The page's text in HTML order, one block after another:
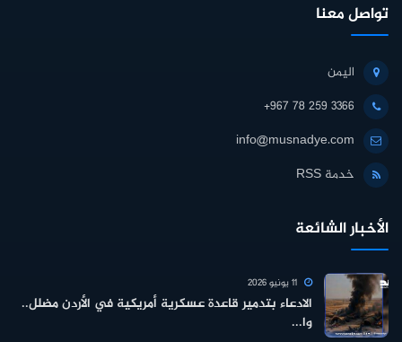
تواصل معنا
اليمن
+967 78 259 3366
info@musnadye.com
خدمة RSS
الأخبار الشائعة
الادعاء بتدمير قاعدة عسكرية أمريكية في الأردن مضلل..
وا...